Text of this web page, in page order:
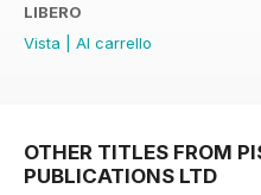
LIBERO
Vista
Al carrello
OTHER TITLES FROM
PUBLICATIONS LTD